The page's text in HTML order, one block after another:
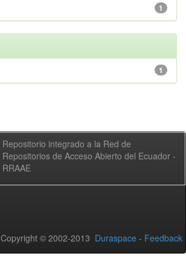
1
1
Repositorio integrado a la Red de
Repositorios de Acceso Abierto del Ecuador -
RRAAE
Copyright © 2002-2013 Duraspace - Feedback